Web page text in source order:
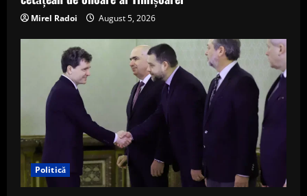
Mirel Radoi August 5, 2026
Politică